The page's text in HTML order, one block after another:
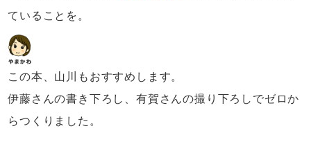
ていることを。
この本、山川もおすすめします。
伊藤さんの書き下ろし、有賀さんの撮り下ろしでゼロか
らつくりました。